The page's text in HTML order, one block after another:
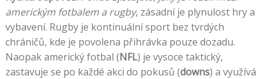
americkým fotbalem a rugby, zásadní je plynulost hry a
vybavení. Rugby je kontinuální sport bez tvrdých
chráničů, kde je povolena přihrávka pouze dozadu.
Naopak americký fotbal (NFL) je vysoce taktický,
zastavuje se po každé akci do pokusů (downs) a využívá